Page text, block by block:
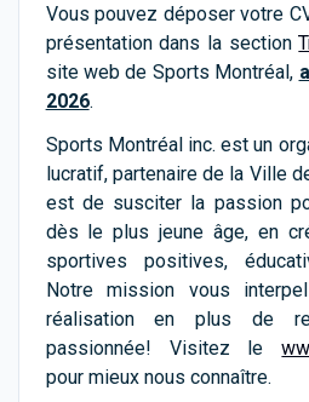
Vous pouvez déposer votre
présentation dans la section
site web de Sports Montréal,
2026.
Sports Montréal inc. est un
lucratif, partenaire de la Ville
est de susciter la passion
dès le plus jeune âge, en
sportives positives,
Notre mission vous
réalisation en plus de
passionnée! Visitez le
pour mieux nous connaître.